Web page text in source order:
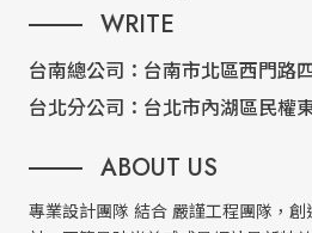
WRITE
台南總公司： 台南市北區西門路
台北分公司： 台北市內湖區民權
ABOUT US
專業設計團隊 結合 嚴謹工程團隊，